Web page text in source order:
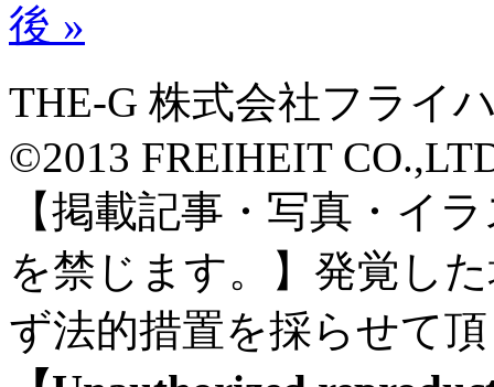
後 »
THE-G 株式会社フライ
©2013 FREIHEIT
【掲載記事・写真・イ
を禁じます。】発覚し
ず法的措置を採らせて